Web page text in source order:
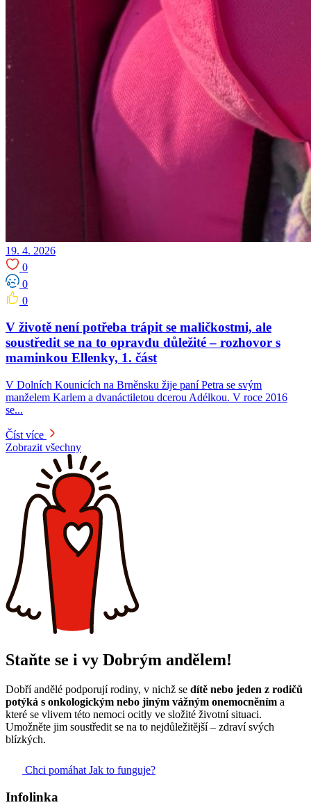
19. 4. 2026
0
0
0
V životě není potřeba trápit se maličkostmi, ale
soustředit se na to opravdu důležité – rozhovor s
maminkou Ellenky, 1. část
V Dolních Kounicích na Brněnsku žije paní Petra se svým
manželem Karlem a dvanáctiletou dcerou Adélkou. V roce 2016
se...
Číst více
Zobrazit všechny
Staňte se i vy Dobrým andělem!
Dobří andělé podporují rodiny, v nichž se dítě nebo jeden z rodičů
potýká s onkologickým nebo jiným vážným onemocněním a
které se vlivem této nemoci ocitly ve složité životní situaci.
Umožněte jim soustředit se na to nejdůležitější – zdraví svých
blízkých.
Chci pomáhat Jak to funguje?
Infolinka